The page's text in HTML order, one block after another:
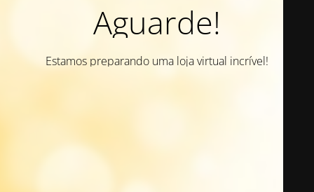
Aguarde!
Estamos preparando uma loja virtual incrível!